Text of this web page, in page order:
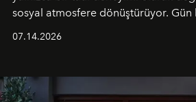
sosyal atmosfere dönüştürüyor. Gün
tematik gastronomi geceleri
Paylaşıma, lezzete ve müziğe
07.14.2026